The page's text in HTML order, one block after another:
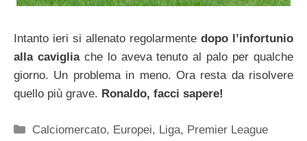
Intanto ieri si allenato regolarmente dopo l’infortunio
alla cavigliache lo aveva tenuto al palo per qualche
giorno. Un problema in meno. Ora resta da risolvere
quello più grave. Ronaldo, facci sapere!
Categorie
Calciomercato, Europei, Liga, Premier League